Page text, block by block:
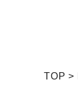
TOP >